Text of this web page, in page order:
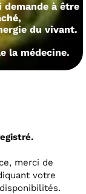
à être
du vivant.
la médecine.
merci de
votre